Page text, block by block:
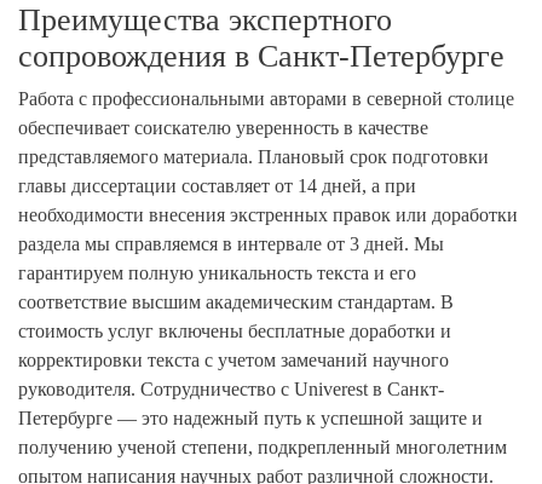
Преимущества экспертного
сопровождения в Санкт-Петербурге
Работа с профессиональными авторами в северной столице
обеспечивает соискателю уверенность в качестве
представляемого материала. Плановый срок подготовки
главы диссертации составляет от 14 дней, а при
необходимости внесения экстренных правок или доработки
раздела мы справляемся в интервале от 3 дней. Мы
гарантируем полную уникальность текста и его
соответствие высшим академическим стандартам. В
стоимость услуг включены бесплатные доработки и
корректировки текста с учетом замечаний научного
руководителя. Сотрудничество с Univerest в Санкт-
Петербурге — это надежный путь к успешной защите и
получению ученой степени, подкрепленный многолетним
опытом написания научных работ различной сложности.